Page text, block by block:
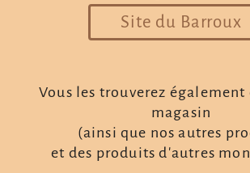
Vous les trouverez également
magasin
(ainsi que nos autres
et des produits d'autres
Site du Barroux